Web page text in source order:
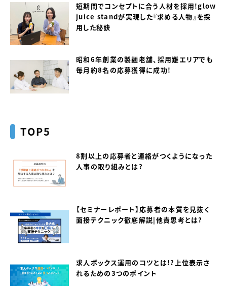
短期間でコンセプトに合う人材を採用！glow
juice standが実現した『求める人物』を採
用した秘訣
昭和6年創業の製麺老舗、採用難エリアでも
毎月約8名の応募獲得に成功！
TOP5
8割以上の応募者と連絡がつくようになった
人事の取り組みとは？
【セミナーレポート】応募者の本質を見抜く
面接テクニック徹底解説｜他責思考とは？
求人ボックス運用のコツとは！？上位表示さ
れるための3つのポイント